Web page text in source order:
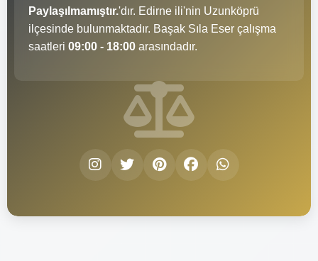
Paylaşılmamıştır.'dır. Edirne ili'nin Uzunköprü
ilçesinde bulunmaktadır. Başak Sıla Eser çalışma
saatleri 09:00 - 18:00 arasındadır.